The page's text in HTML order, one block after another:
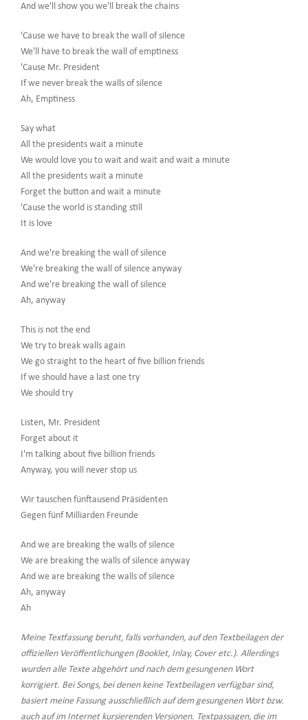
And we'll show you we'll break the chains
'Cause we have to break the wall of silence
We'll have to break the wall of emptiness
'Cause Mr. President
If we never break the walls of silence
Ah, Emptiness
Say what
All the presidents wait a minute
We would love you to wait and wait and wait a minute
All the presidents wait a minute
Forget the button and wait a minute
'Cause the world is standing still
It is love
And we're breaking the wall of silence
We're breaking the wall of silence anyway
And we're breaking the wall of silence
Ah, anyway
This is not the end
We try to break walls again
We go straight to the heart of five billion friends
If we should have a last one try
We should try
Listen, Mr. President
Forget about it
I'm talking about five billion friends
Anyway, you will never stop us
Wir tauschen fünftausend Präsidenten
Gegen fünf Milliarden Freunde
And we are breaking the walls of silence
We are breaking the walls of silence anyway
And we are breaking the walls of silence
Ah, anyway
Ah
Meine Textfassung beruht, falls vorhanden, auf den Textbeilagen der
offiziellen Veröffentlichungen (Booklet, Inlay, Cover etc.). Allerdings
wurden alle Texte abgehört und nach dem gesungenen Wort
korrigiert. Bei Songs, bei denen keine Textbeilagen verfügbar sind,
basiert meine Fassung ausschließlich auf dem gesungenen Wort bzw.
auch auf im Internet kursierenden Versionen. Textpassagen, die im